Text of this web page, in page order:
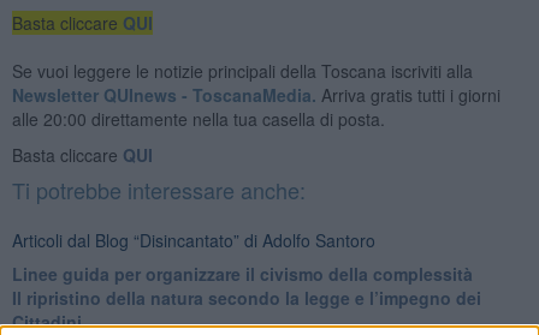
Basta cliccare QUI
Se vuoi leggere le notizie principali della Toscana iscriviti alla
Newsletter QUInews - ToscanaMedia. Arriva gratis tutti i giorni
alle 20:00 direttamente nella tua casella di posta.
Basta cliccare QUI
Ti potrebbe interessare anche:
Articoli dal Blog “Disincantato” di Adolfo Santoro
​Linee guida per organizzare il civismo della complessità
​Il ripristino della natura secondo la legge e l’impegno dei
Cittadini